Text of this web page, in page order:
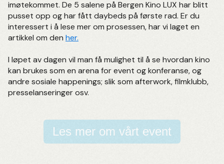
imøtekommet. De 5 salene på Bergen Kino LUX har blitt
pusset opp og har fått daybeds på første rad. Er du
interessert i å lese mer om prosessen, har vi laget en
artikkel om denher.
I løpet av dagen vil man få mulighet til å se hvordan kino
kan brukes som en arena for event og konferanse, og
andre sosiale happenings; slik som afterwork, filmklubb,
presselanseringer osv.
Les mer om vårt event